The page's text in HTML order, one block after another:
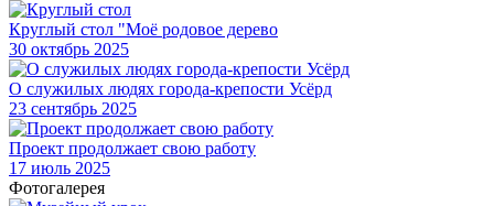
Круглый стол "Моё родовое дерево
30 октябрь 2025
О служилых людях города-крепости Усёрд
23 сентябрь 2025
Проект продолжает свою работу
17 июль 2025
Фотогалерея